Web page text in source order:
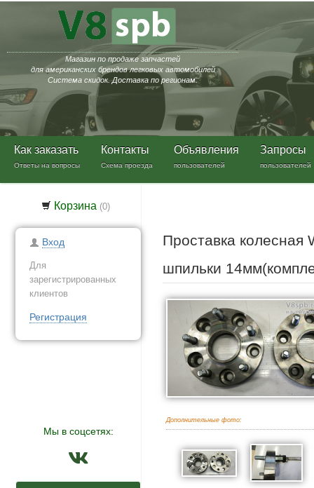
Магазин по продаже запчастей
для американских брендов легковых автомобилей
Система скидок. Доставка по регионам.
Как заказать
Ответы на вопросы
Контакты
Схема проезда
Объявления
пользователей
Запросы
пользователей
Корзина (0)
Вход
Для
зарегистрированных
клиентов
Регистрация
Мы в соцсетях:
Проставка
шпильки
Дополнительные фото: